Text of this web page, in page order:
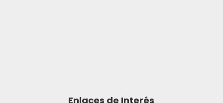
Enlaces de Interés